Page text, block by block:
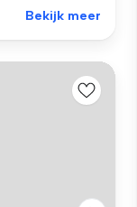
Bekijk meer